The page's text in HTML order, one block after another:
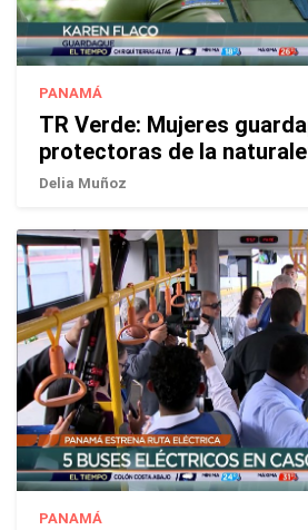
PANAMÁ
TR Verde: Mujeres
protectoras de la
Delia Muñoz
PANAMÁ